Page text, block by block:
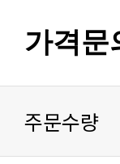
가격문
주문수량